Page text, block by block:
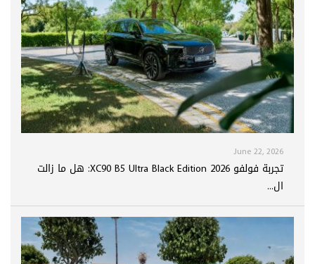
June 22, 2026
تجربة فولفو XC90 B5 Ultra Black Edition 2026: هل ما زالت
ال...